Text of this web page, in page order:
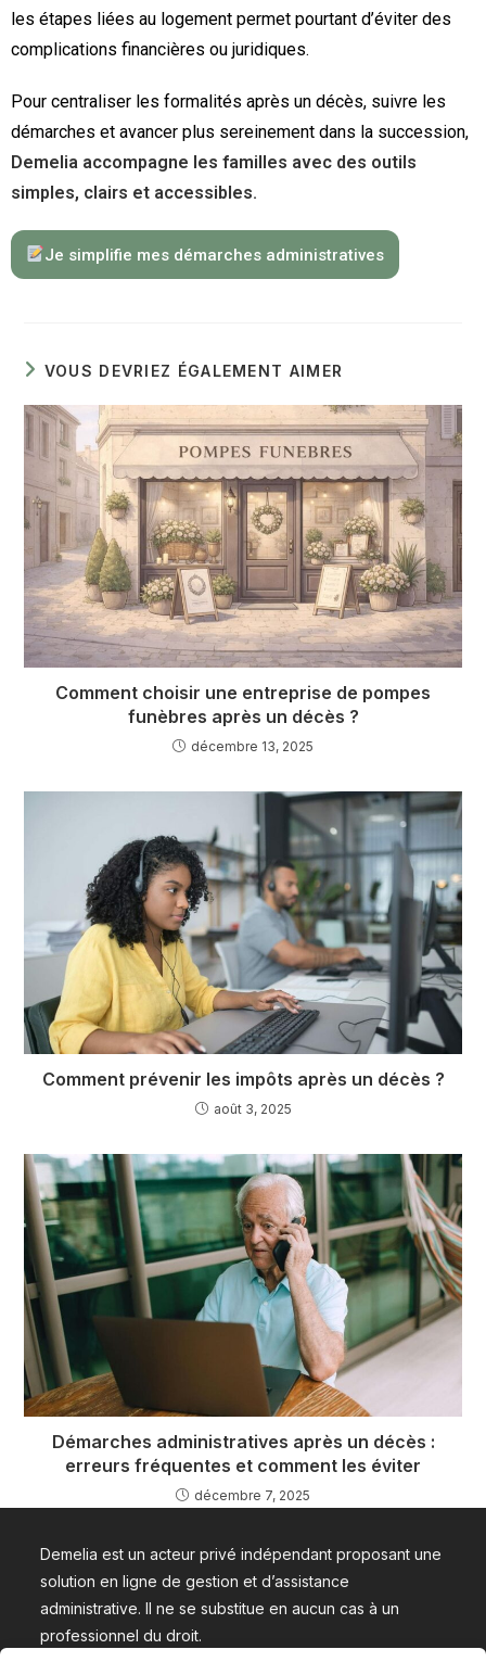
les étapes liées au logement permet pourtant d’éviter des
complications financières ou juridiques.
Pour centraliser les formalités après un décès, suivre les
démarches et avancer plus sereinement dans la succession,
Demelia accompagne les familles avec des outils
simples, clairs et accessibles.
Je simplifie mes démarches administratives
VOUS DEVRIEZ ÉGALEMENT AIMER
Comment choisir une entreprise de pompes
funèbres après un décès ?
décembre 13, 2025
Comment prévenir les impôts après un décès ?
août 3, 2025
Démarches administratives après un décès :
erreurs fréquentes et comment les éviter
décembre 7, 2025
Demelia est un acteur privé indépendant proposant une
solution en ligne de gestion et d’assistance
administrative. Il ne se substitue en aucun cas à un
professionnel du droit.